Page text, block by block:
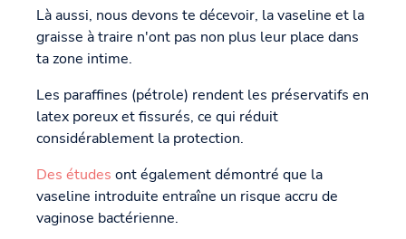
Là aussi, nous devons te décevoir, la vaseline et la
graisse à traire n'ont pas non plus leur place dans
ta zone intime.
Les paraffines (pétrole) rendent les préservatifs en
latex poreux et fissurés, ce qui réduit
considérablement la protection.
Des études ont également démontré que la
vaseline introduite entraîne un risque accru de
vaginose bactérienne.